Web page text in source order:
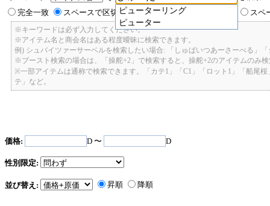
ピューターリング
ピューター
完全一致
スペースで区切ったキーワードのいずれかを含む スペ
※キーワードは必ず入力してください。
※アイテム名と商会名はある程度曖昧に検索できます。
例) シュバイツァーサーベルを検索したい場合: 「しゅばいつあーさーべる」
※ブースト検索の場合は、「操舵+2」で検索すると、操舵+2のアイテムのみ
※一部アイテムは通称で検索できます。「カテ1」「C1」「ロット1」「船尾
テ」など。
価格: D 〜 D
性別限定:
並び替え: 昇順 降順